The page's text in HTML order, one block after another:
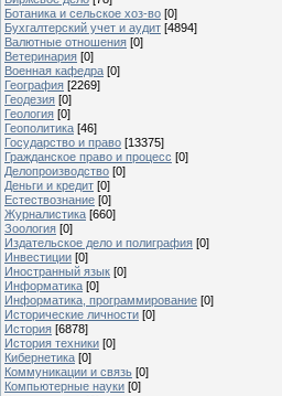
Ботаника и сельское хоз-во [0]
Бухгалтерский учет и аудит [4894]
Валютные отношения [0]
Ветеринария [0]
Военная кафедра [0]
География [2269]
Геодезия [0]
Геология [0]
Геополитика [46]
Государство и право [13375]
Гражданское право и процесс [0]
Делопроизводство [0]
Деньги и кредит [0]
Естествознание [0]
Журналистика [660]
Зоология [0]
Издательское дело и полиграфия [0]
Инвестиции [0]
Иностранный язык [0]
Информатика [0]
Информатика, программирование [0]
Исторические личности [0]
История [6878]
История техники [0]
Кибернетика [0]
Коммуникации и связь [0]
Компьютерные науки [0]